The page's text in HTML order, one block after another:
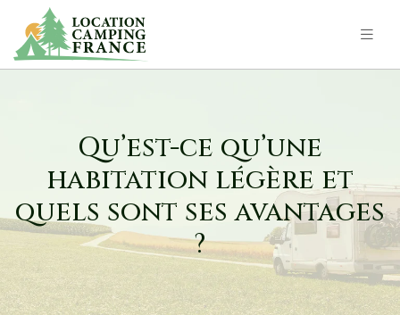
Qu’est-ce qu’une
habitation légère et
quels sont ses avantages
?